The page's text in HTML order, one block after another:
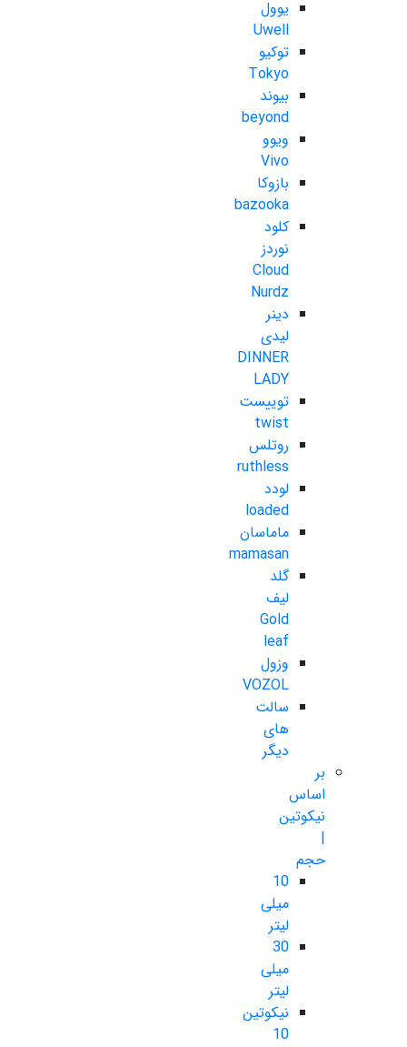
یوول
Uwell
توکیو
Tokyo
بیوند
beyond
ویوو
Vivo
بازوکا
bazooka
کلود
نوردز
Cloud
Nurdz
دینر
لیدی
DINNER
LADY
توییست
twist
روتلس
ruthless
لودد
loaded
ماماسان
mamasan
گلد
لیف
Gold
leaf
وزول
VOZOL
سالت
های
دیگر
بر
اساس
نیکوتین
|
حجم
10
میلی
لیتر
30
میلی
لیتر
نیکوتین
10